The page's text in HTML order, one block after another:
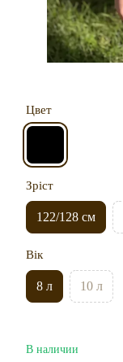
Цвет
Зріст
122/128 см
Вік
8 л 10 л
В наличии